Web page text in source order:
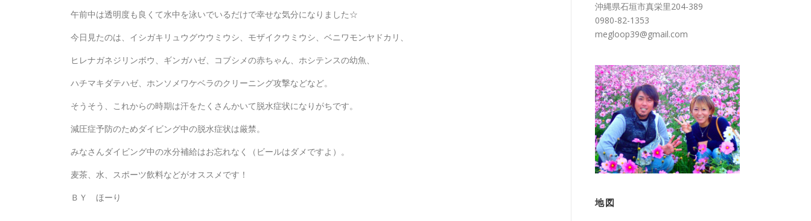
午前中は透明度も良くて水中を泳いでいるだけで幸せな気分になりました☆
今日見たのは、イシガキリュウグウウミウシ、モザイクウミウシ、ベニワモンヤドカリ、
ヒレナガネジリンボウ、ギンガハゼ、コブシメの赤ちゃん、ホシテンスの幼魚、
ハチマキダテハゼ、ホンソメワケベラのクリーニング攻撃などなど。
そうそう、これからの時期は汗をたくさんかいて脱水症状になりがちです。
減圧症予防のためダイビング中の脱水症状は厳禁。
みなさんダイビング中の水分補給はお忘れなく（ビールはダメですよ）。
麦茶、水、スポーツ飲料などがオススメです！
ＢＹ ほーり
沖縄県石垣市真栄里204-389
0980-82-1353
megloop39@gmail.com
地図